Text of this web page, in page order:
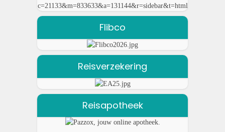
Flibco
Reisverzekering
Reisapotheek